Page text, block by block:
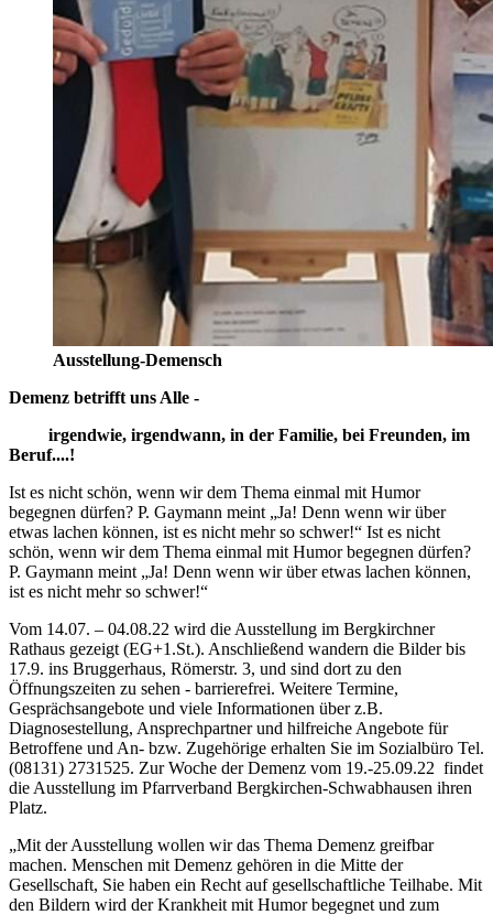
Ausstellung-Demensch
Demenz betrifft uns Alle -
irgendwie, irgendwann, in der Familie, bei Freunden, im
Beruf....!
Ist es nicht schön, wenn wir dem Thema einmal mit Humor
begegnen dürfen? P. Gaymann meint „Ja! Denn wenn wir über
etwas lachen können, ist es nicht mehr so schwer!“ Ist es nicht
schön, wenn wir dem Thema einmal mit Humor begegnen dürfen?
P. Gaymann meint „Ja! Denn wenn wir über etwas lachen können,
ist es nicht mehr so schwer!“
Vom 14.07. – 04.08.22 wird die Ausstellung im Bergkirchner
Rathaus gezeigt (EG+1.St.). Anschließend wandern die Bilder bis
17.9. ins Bruggerhaus, Römerstr. 3, und sind dort zu den
Öffnungszeiten zu sehen - barrierefrei. Weitere Termine,
Gesprächsangebote und viele Informationen über z.B.
Diagnosestellung, Ansprechpartner und hilfreiche Angebote für
Betroffene und An- bzw. Zugehörige erhalten Sie im Sozialbüro Tel.
(08131) 2731525. Zur Woche der Demenz vom 19.-25.09.22 findet
die Ausstellung im Pfarrverband Bergkirchen-Schwabhausen ihren
Platz.
„Mit der Ausstellung wollen wir das Thema Demenz greifbar
machen. Menschen mit Demenz gehören in die Mitte der
Gesellschaft, Sie haben ein Recht auf gesellschaftliche Teilhabe. Mit
den Bildern wird der Krankheit mit Humor begegnet und zum